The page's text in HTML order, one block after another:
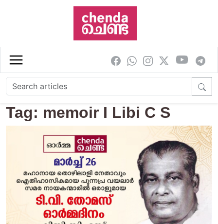
Skip to main content
Tag: memoir I Libi C S